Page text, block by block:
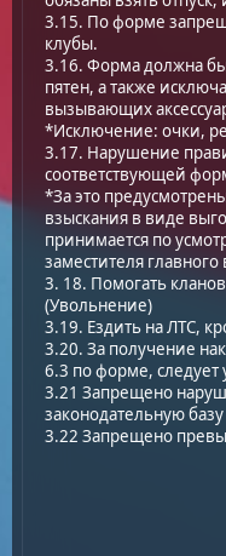
3.15. По форме
клубы.
3.16. Форма должна
пятен, а также
вызывающих
*Исключение: очки,
3.17. Нарушение
соответствующей
*За это
взыскания в виде
принимается по
заместителя главного
3. 18. Помогать
(Увольнение)
3.19. Ездить на ЛТС,
3.20. За получение
6.3 по форме, следует
3.21 Запрещено
законодательную базу
3.22 Запрещено